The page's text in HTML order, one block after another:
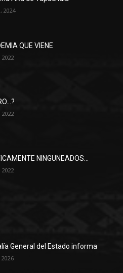
2024
QUE VIENE
NINGUNEADOS…
General del Estado informa